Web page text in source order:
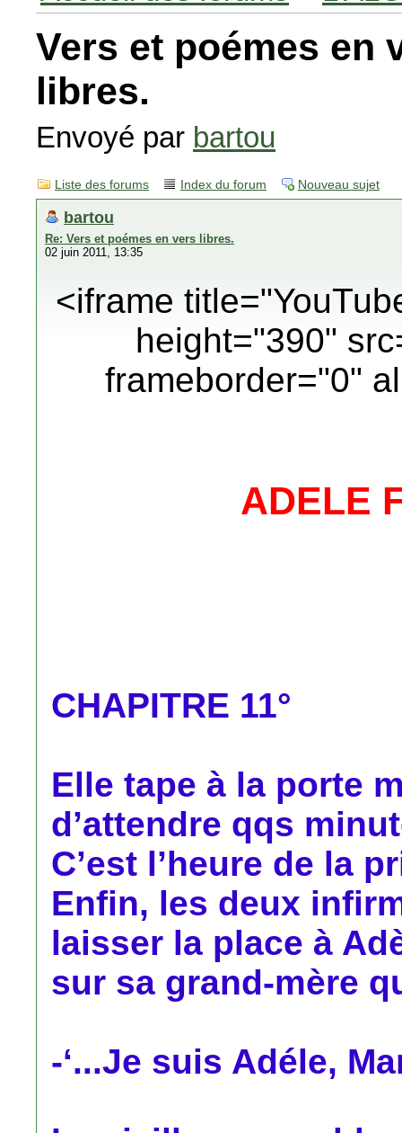
Vers et poémes en
libres.
Envoyé par bartou
Liste des forums Index du forum Nouveau sujet
bartou
Re: Vers et poémes en vers libres.
02 juin 2011, 13:35
<iframe
height="390"
frameborder="0"
ADELE
CHAPITRE 11°
Elle tape à la porte
d’attendre qqs
C’est l’heure de la
Enfin, les deux
laisser la place à
sur sa grand-mère
-‘...Je suis Adéle,